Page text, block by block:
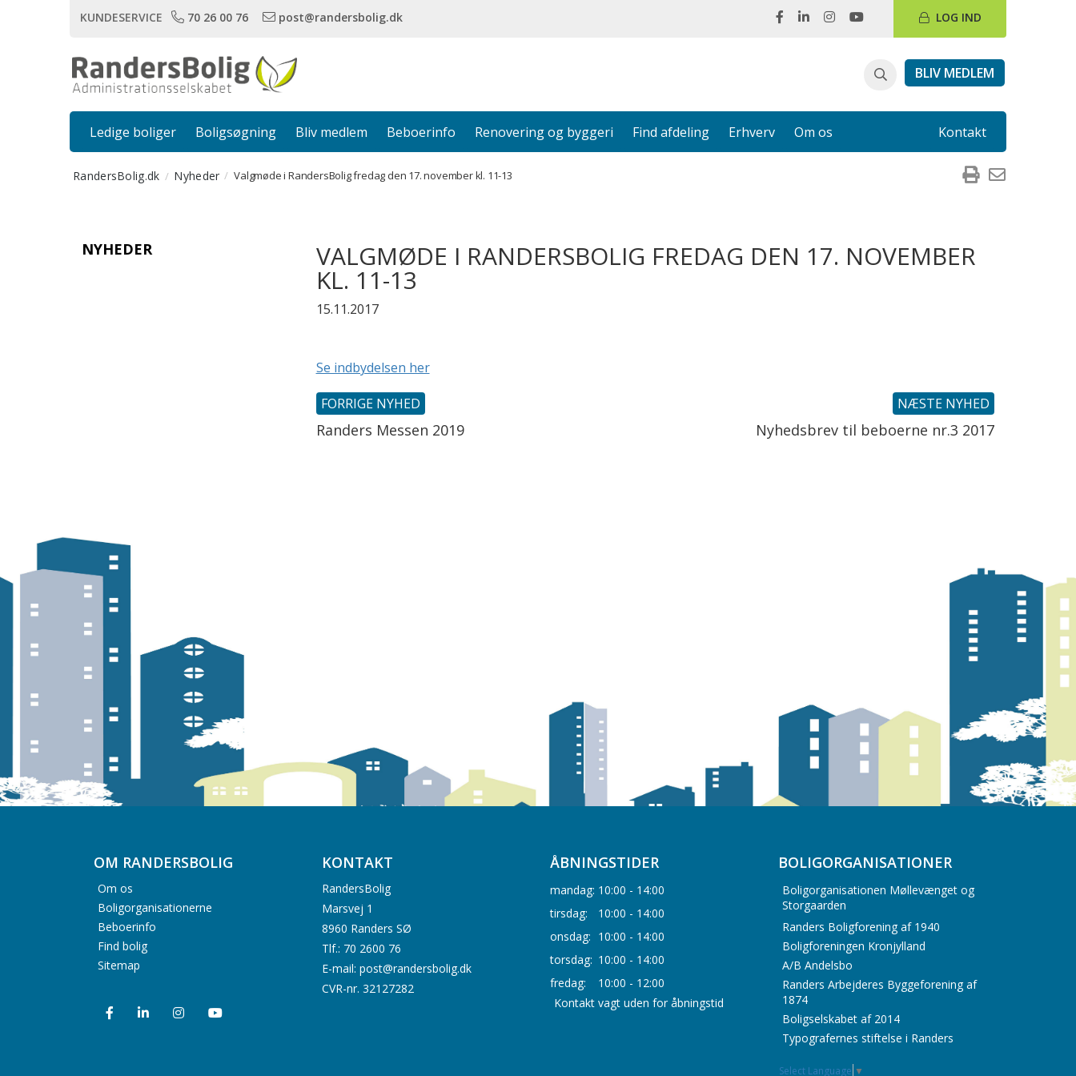
KUNDESERVICE 70 26 00 76 post@randersbolig.dk LOG IND
BLIV MEDLEM
Ledige boliger Boligsøgning Bliv medlem Beboerinfo Renovering og byggeri Find afdeling Erhverv Om os Kontakt
RandersBolig.dk Nyheder Valgmøde i RandersBolig fredag den 17. november kl. 11-13
NYHEDER VALGMØDE I RANDERSBOLIG FREDAG DEN 17. NOVEMBER
KL. 11-13
15.11.2017
Se indbydelsen her
FORRIGE NYHED
Randers Messen 2019
NÆSTE NYHED
Nyhedsbrev til beboerne nr.3 2017
OM RANDERSBOLIG
Om os
Boligorganisationerne
Beboerinfo
Find bolig
Sitemap
KONTAKT
RandersBolig
Marsvej 1
8960 Randers SØ
Tlf.: 70 2600 76
E-mail: post@randersbolig.dk
CVR-nr. 32127282
ÅBNINGSTIDER
mandag: 10:00 - 14:00
tirsdag:
10:00 - 14:00
onsdag: 10:00 - 14:00
torsdag: 10:00 - 14:00
fredag:
10:00 - 12:00
Kontakt vagt uden for åbningstid
BOLIGORGANISATIONER
Boligorganisationen Møllevænget og
Storgaarden
Randers Boligforening af 1940
Boligforeningen Kronjylland
A/B Andelsbo
Randers Arbejderes Byggeforening af
1874
Boligselskabet af 2014
Typografernes stiftelse i Randers
Select Language ▼